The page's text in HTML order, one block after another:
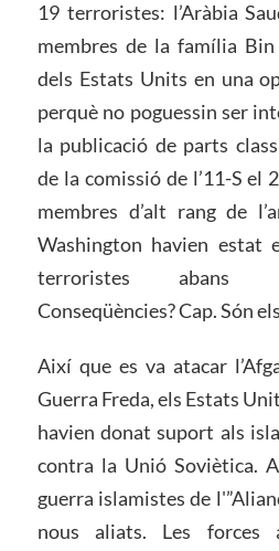
19 terroristes: l’Aràbia
membres de la família
dels Estats Units en una
perquè no poguessin ser
la publicació de parts
de la comissió de l’11-S el
membres d’alt rang de
Washington havien estat
terroristes abans
Conseqüències? Cap. Són
Així que es va atacar
Guerra Freda, els Estats
havien donat suport als
contra la Unió Soviètica.
guerra islamistes de
nous aliats. Les forces